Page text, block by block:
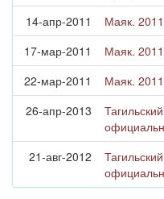
14-апр-2011 Маяк.
17-мар-2011
Маяк.
22-мар-2011
Маяк.
26-апр-2013
21-авг-2012